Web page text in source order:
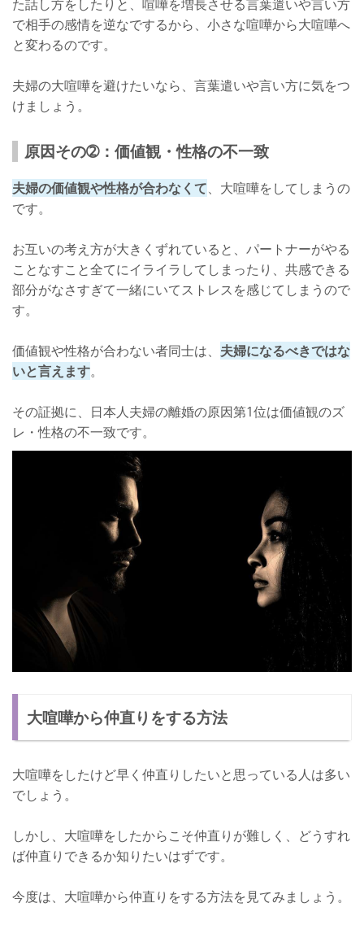
た話し方をしたりと、喧嘩を増長させる言葉遣いや言い方
で相手の感情を逆なでするから、小さな喧嘩から大喧嘩へ
と変わるのです。
夫婦の大喧嘩を避けたいなら、言葉遣いや言い方に気をつ
けましょう。
原因その➁：価値観・性格の不一致
夫婦の価値観や性格が合わなくて、大喧嘩をしてしまうの
です。
お互いの考え方が大きくずれていると、パートナーがやる
ことなすこと全てにイライラしてしまったり、共感できる
部分がなさすぎて一緒にいてストレスを感じてしまうので
す。
価値観や性格が合わない者同士は、 夫婦になるべきではな
いと言えます。
その証拠に、日本人夫婦の離婚の原因第1位は価値観のズ
レ・性格の不一致です。
大喧嘩から仲直りをする方法
大喧嘩をしたけど早く仲直りしたいと思っている人は多い
でしょう。
しかし、大喧嘩をしたからこそ仲直りが難しく、どうすれ
ば仲直りできるか知りたいはずです。
今度は、大喧嘩から仲直りをする方法を見てみましょう。